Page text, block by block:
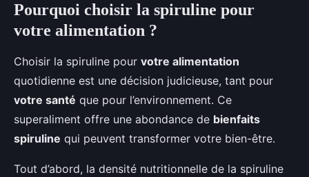
Pourquoi choisir la spiruline pour
votre alimentation ?
Choisir la spiruline pour votre alimentation
quotidienne est une décision judicieuse, tant pour
votre santé que pour l’environnement. Ce
superaliment offre une abondance de bienfaits
spiruline qui peuvent transformer votre bien-être.
Tout d’abord, la densité nutritionnelle de la spiruline